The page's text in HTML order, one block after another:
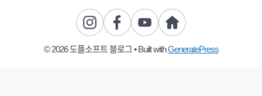
© 2026 도플소프트 블로그• Built withGeneratePress